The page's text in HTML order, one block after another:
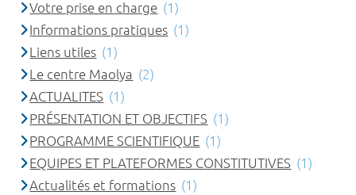
Votre prise en charge (1)
Informations pratiques (1)
Liens utiles (1)
Le centre Maolya (2)
ACTUALITES (1)
PRÉSENTATION ET OBJECTIFS (1)
PROGRAMME SCIENTIFIQUE (1)
EQUIPES ET PLATEFORMES CONSTITUTIVES (1)
Actualités et formations (1)